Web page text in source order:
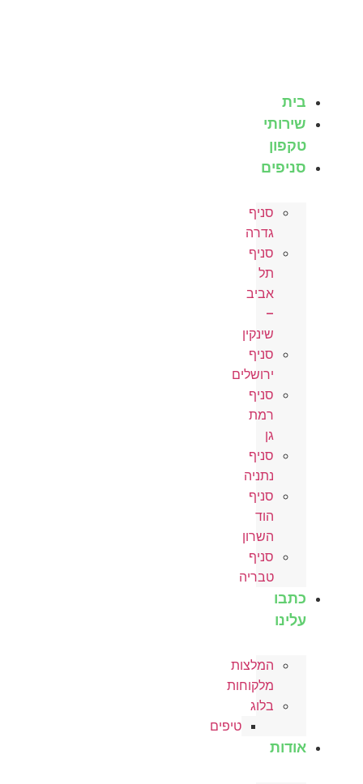
בית
שירותי
טקפון
סניפים
סניף
גדרה
סניף
תל
אביב
–
שינקין
סניף
ירושלים
סניף
רמת
גן
סניף
נתניה
סניף
הוד
השרון
סניף
טבריה
כתבו
עלינו
המלצות
מלקוחות
בלוג
טיפים
אודות